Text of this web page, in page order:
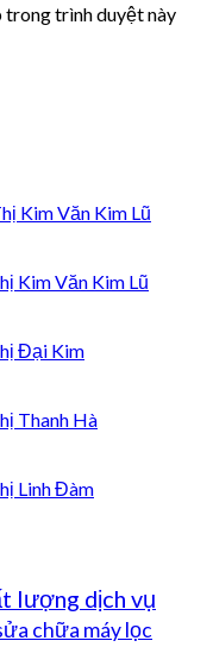
trong trình duyệt này
Kim Văn Kim Lũ
Kim Văn Kim Lũ
Đại Kim
Thanh Hà
Linh Đàm
lượng dịch vụ
chữa máy lọc